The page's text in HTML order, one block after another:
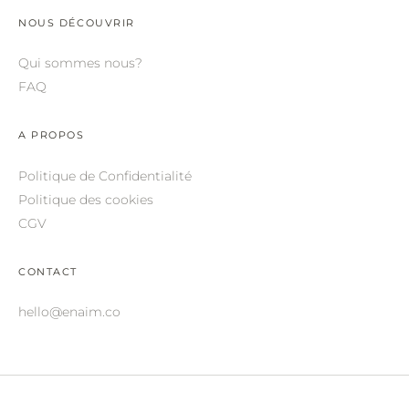
NOUS DÉCOUVRIR
Qui sommes nous?
FAQ
A PROPOS
Politique de Confidentialité
Politique des cookies
CGV
CONTACT
hello@enaim.co